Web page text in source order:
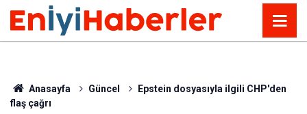
Anasayfa Güncel
Epstein dosyasıyla ilgili CHP'den
flaş çağrı